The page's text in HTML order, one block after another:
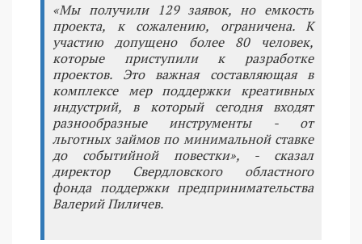
«Мы получили 129 заявок, но емкость
проекта, к сожалению, ограничена. К
участию допущено более 80 человек,
которые приступили к разработке
проектов. Это важная составляющая в
комплексе мер поддержки креативных
индустрий, в который сегодня входят
разнообразные инструменты - от
льготных займов по минимальной ставке
до событийной повестки», - сказал
директор Свердловского областного
фонда поддержки предпринимательства
Валерий Пиличев.